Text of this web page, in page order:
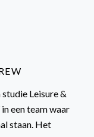
Leisure &
een team waar
staan. Het